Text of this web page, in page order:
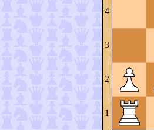
4
3
2
1